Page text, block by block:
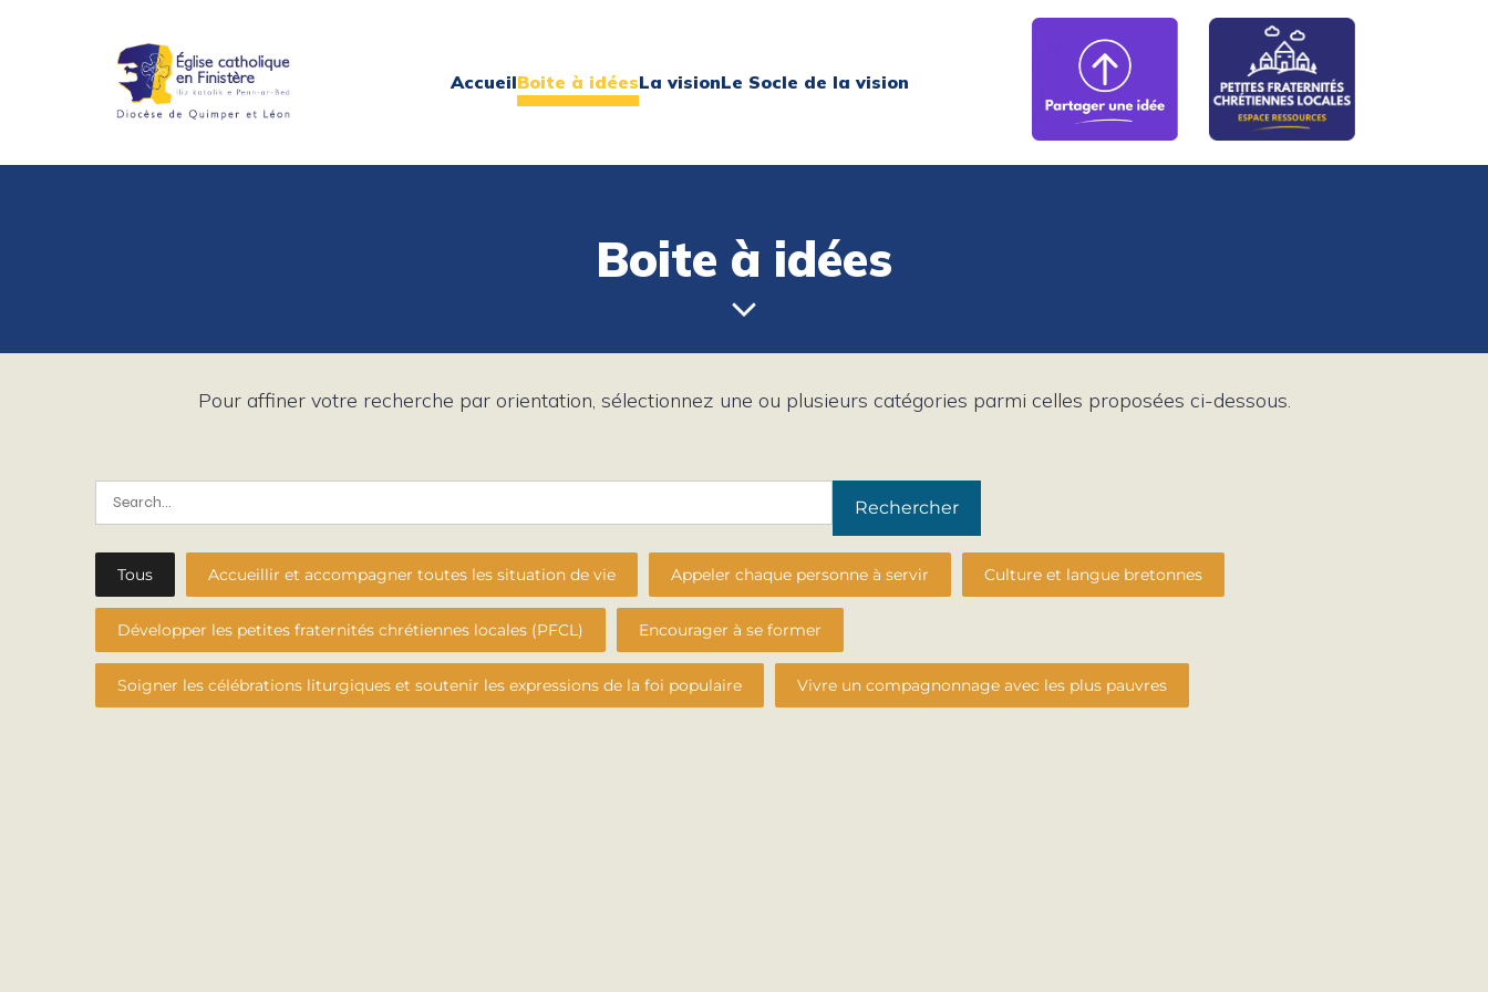
AccueilBoite à idéesLa visionLe Socle de la vision
Boite à idées
Pour affiner votre recherche par orientation, sélectionnez une ou plusieurs catégories parmi celles proposées ci-dessous.
Rechercher
Tous Accueillir et accompagner toutes les situation de vie Appeler chaque personne à servir Culture et langue bretonnes
Développer les petites fraternités chrétiennes locales (PFCL) Encourager à se former
Soigner les célébrations liturgiques et soutenir les expressions de la foi populaire Vivre un compagnonnage avec les plus pauvres